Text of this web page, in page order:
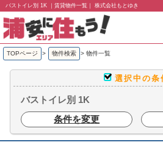
バストイレ別 1K ｜賃貸物件一覧｜ 株式会社もとゆき
TOPページ > 物件検索 > 物件一覧
選択中の条
バストイレ別 1K
条件を変更